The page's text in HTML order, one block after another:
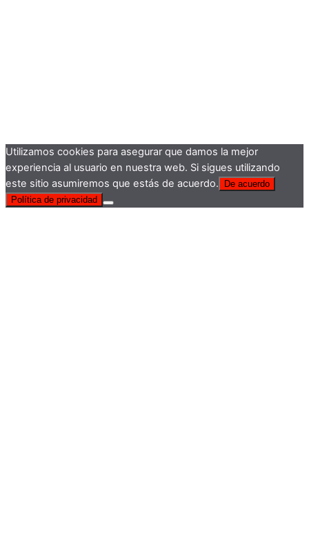
Utilizamos cookies para asegurar que damos la mejor
experiencia al usuario en nuestra web. Si sigues utilizando
este sitio asumiremos que estás de acuerdo.
De acuerdo
Política de privacidad